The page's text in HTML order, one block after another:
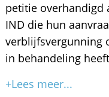
petitie overhandigd
IND die hun
verblijfsvergunning
in behandeling
+Lees meer...